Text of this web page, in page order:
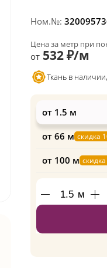
Ном.№:
Цена за метр при
от532 ₽/м
Ткань в
от 1.5 м
от 66 м скидка
от 100 м
м